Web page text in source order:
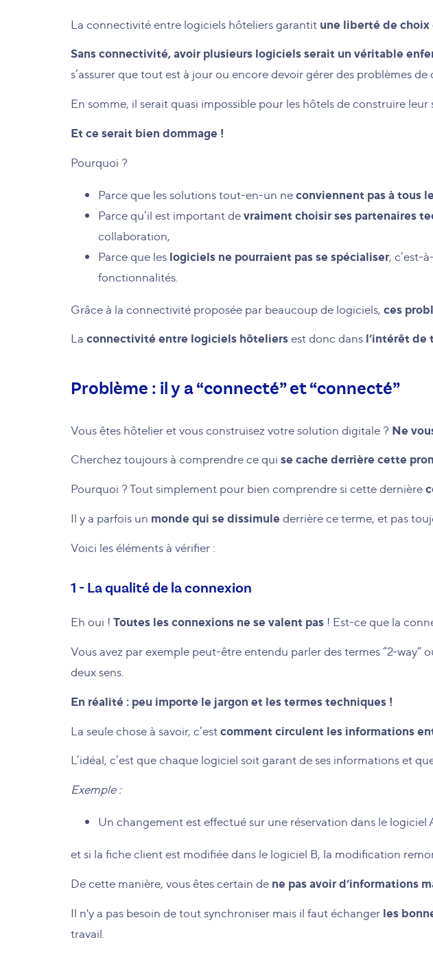
La connectivité entre logiciels hôteliers garantit une liberté de
Sans connectivité, avoir plusieurs logiciels serait un véritable
s’assurer que tout est à jour ou encore devoir gérer des problèmes
En somme, il serait quasi impossible pour les hôtels de construire
Et ce serait bien dommage !
Pourquoi ?
Parce que les solutions tout-en-un neconviennent pas à tous
Parce qu’il est important devraiment choisir ses partenaires
collaboration,
Parce que les logiciels ne pourraient pas se spécialiser, c’est-
fonctionnalités.
Grâce à la connectivité proposée par beaucoup de logiciels, ces
La connectivité entre logiciels hôteliersest donc dans l’intérêt de
Problème : il y a “connecté” et “connecté”
Vous êtes hôtelier et vous construisez votre solution digitale ? Ne
Cherchez toujours à comprendre ce qui se cache derrière cette
Pourquoi ? Tout simplement pour bien comprendre si cette dernière
Il y a parfois un monde qui se dissimule derrière ce terme, et pas
Voici les éléments à vérifier :
1 - La qualité de la connexion
Eh oui ! Toutes les connexions ne se valent pas! Est-ce que la
Vous avez par exemple peut-être entendu parler des termes “2-way“
deux sens.
En réalité : peu importe le jargon et les termes techniques !
La seule chose à savoir, c’est comment circulent les informations
L’idéal, c’est que chaque logiciel soit garant de ses informations et
Exemple :
Un changement est effectué sur une réservation dans le
et si la fiche client est modifiée dans le logiciel B, la modification
De cette manière, vous êtes certain de ne pas avoir d’informations
Il n'y a pas besoin de tout synchroniser mais il faut échanger les
travail.